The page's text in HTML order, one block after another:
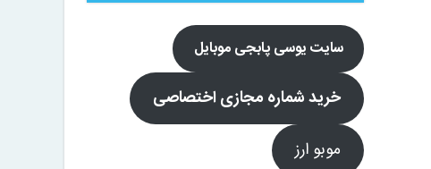
سایت یوسی پابجی موبایل
خرید شماره مجازی اختصاصی
موبو ارز